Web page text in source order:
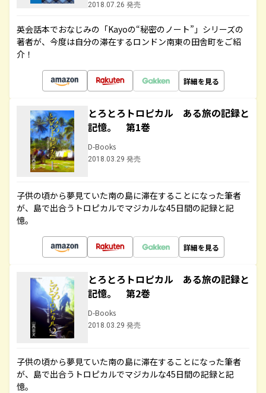
2018.07.26 発売
英会話本でおなじみの「Kayoの“秘密のノート”」シリーズの
著者が、今度は自分の滞在するロンドン南東の田舎町をご紹
介！
詳細を見る
とろとろトロピカル ある旅の記録と
記憶。 第1巻
D-Books
2018.03.29 発売
子供の頃から夢見ていた南の島に滞在することになった筆者
が、島で出合うトロピカルでマジカルな45日間の記録と記
憶。
詳細を見る
とろとろトロピカル ある旅の記録と
記憶。 第2巻
D-Books
2018.03.29 発売
子供の頃から夢見ていた南の島に滞在することになった筆者
が、島で出合うトロピカルでマジカルな45日間の記録と記
憶。